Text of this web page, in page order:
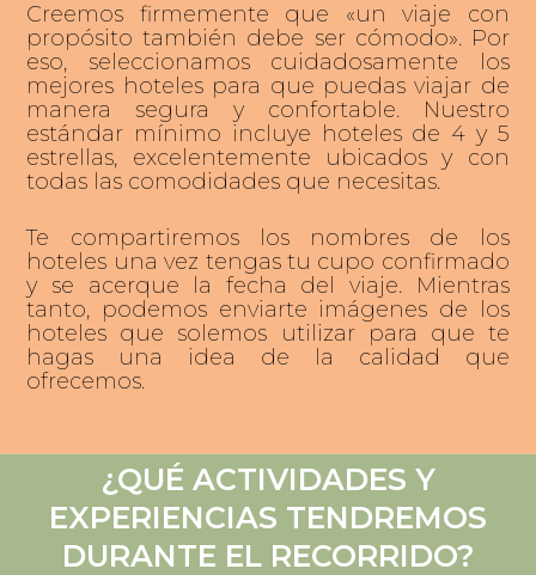
DELHI
JAIPUR
RISHIKESH
VRINDAVAN
AGRA
Creemos firmemente que «un viaje con
propósito también debe ser cómodo». Por
eso, seleccionamos cuidadosamente los
mejores hoteles para que puedas viajar de
manera segura y confortable. Nuestro
estándar mínimo incluye hoteles de 4 y 5
estrellas, excelentemente ubicados y con
todas las comodidades que necesitas.
Te compartiremos los nombres de los
hoteles una vez tengas tu cupo confirmado
y se acerque la fecha del viaje. Mientras
tanto, podemos enviarte imágenes de los
hoteles que solemos utilizar para que te
hagas una idea de la calidad que
ofrecemos.
¿QUÉ ACTIVIDADES Y
EXPERIENCIAS TENDREMOS
DURANTE EL RECORRIDO?